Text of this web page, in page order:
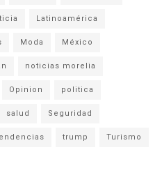
Latinoamérica
Moda México
noticias morelia
Opinion politica
salud Seguridad
trump Turismo